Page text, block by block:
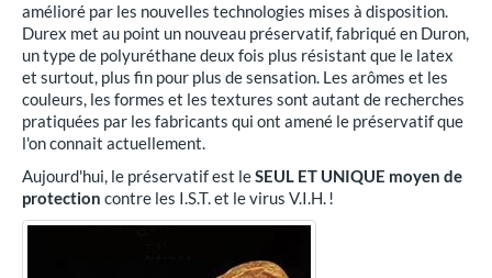
amélioré par les nouvelles technologies mises à disposition.
Durex met au point un nouveau préservatif, fabriqué en Duron,
un type de polyuréthane deux fois plus résistant que le latex
et surtout, plus fin pour plus de sensation. Les arômes et les
couleurs, les formes et les textures sont autant de recherches
pratiquées par les fabricants qui ont amené le préservatif que
l'on connait actuellement.
Aujourd'hui, le préservatif est leSEUL ET UNIQUE moyen de
protection contre les I.S.T. et le virus V.I.H. !